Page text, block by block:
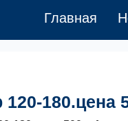
Главная
180.цена